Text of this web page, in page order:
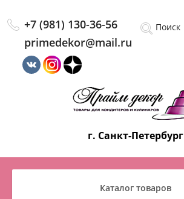
+7 (981) 130-36-56
primedekor@mail.ru
г. Санкт-Петербург
Каталог товаров